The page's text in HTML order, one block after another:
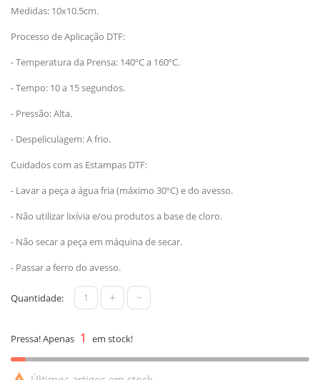
Medidas: 10x10.5cm.
Processo de Aplicação DTF:
- Temperatura da Prensa: 140ºC a 160ºC.
- Tempo: 10 a 15 segundos.
- Pressão: Alta.
- Despeliculagem: A frio.
Cuidados com as Estampas DTF:
- Lavar a peça a água fria (máximo 30ºC) e do avesso.
- Não utilizar lixívia e/ou produtos a base de cloro.
- Não secar a peça em máquina de secar.
- Passar a ferro do avesso.
Quantidade: + -
Pressa! Apenas 1 em stock!